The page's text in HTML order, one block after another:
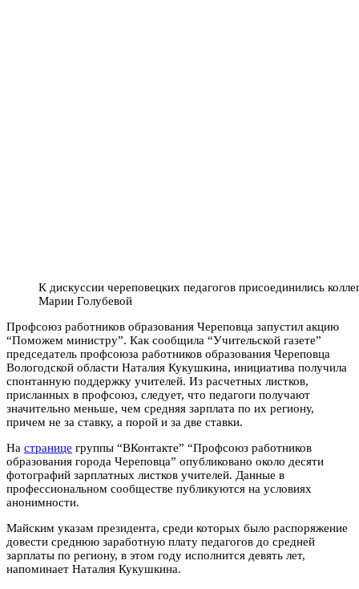
К дискуссии череповецких педагогов присоединились
Марии Голубевой
Профсоюз работников образования Череповца запустил акцию
“Поможем министру”. Как сообщила “Учительской газете”
председатель профсоюза работников образования Череповца
Вологодской области Наталия Кукушкина, инициатива получила
спонтанную поддержку учителей. Из расчетных листков,
присланных в профсоюз, следует, что педагоги получают
значительно меньше, чем средняя зарплата по их региону,
причем не за ставку, а порой и за две ставки.
На странице группы “ВКонтакте” “Профсоюз работников
образования города Череповца” опубликовано около десяти
фотографий зарплатных листков учителей. Данные в
профессиональном сообществе публикуются на условиях
анонимности.
Майским указам президента, среди которых было распоряжение
довести среднюю заработную плату педагогов до средней
зарплаты по региону, в этом году исполнится девять лет,
напоминает Наталия Кукушкина.